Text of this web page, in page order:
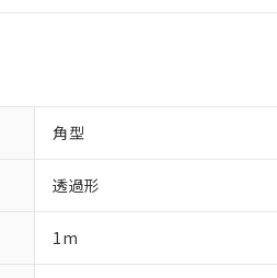
角型
透過形
1m